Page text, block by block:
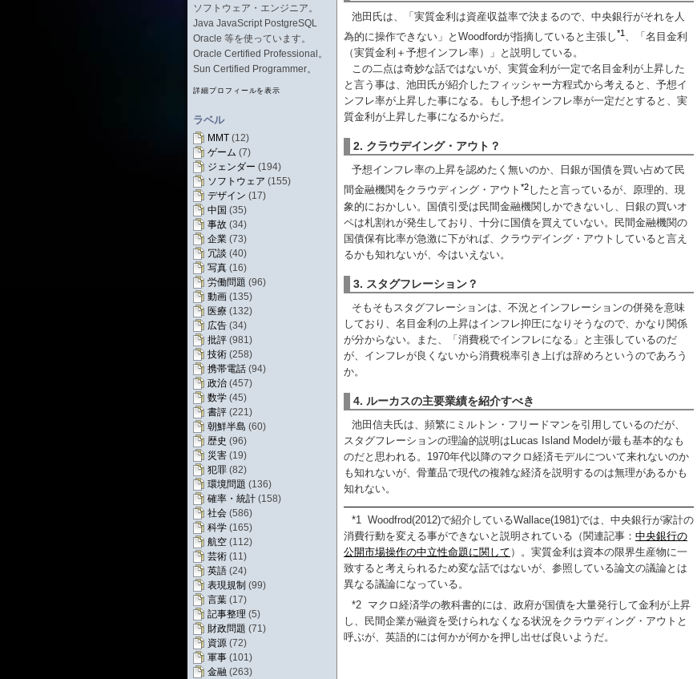
ソフトウェア・エンジニア。
Java JavaScript PostgreSQL
Oracle 等を使っています。
Oracle Certified Professional。
Sun Certified Programmer。
詳細プロフィールを表示
ラベル
MMT (12)
ゲーム (7)
ジェンダー (194)
ソフトウェア (155)
デザイン (17)
中国 (35)
事故 (34)
企業 (73)
冗談 (40)
写真 (16)
労働問題 (96)
動画 (135)
医療 (132)
広告 (34)
批評 (981)
技術 (258)
携帯電話 (94)
政治 (457)
数学 (45)
書評 (221)
朝鮮半島 (60)
歴史 (96)
災害 (19)
犯罪 (82)
環境問題 (136)
確率・統計 (158)
社会 (586)
科学 (165)
航空 (112)
芸術 (11)
英語 (24)
表現規制 (99)
言葉 (17)
記事整理 (5)
財政問題 (71)
資源 (72)
軍事 (101)
金融 (263)
池田氏は、「実質金利は資産収益率で決まるので、中央銀行がそれを人
為的に操作できない」とWoodfordが指摘していると主張し*1 、「名目金利
（実質金利＋予想インフレ率）」と説明している。
この二点は奇妙な話ではないが、実質金利が一定で名目金利が上昇した
と言う事は、池田氏が紹介したフィッシャー方程式から考えると、予想イ
ンフレ率が上昇した事になる。もし予想インフレ率が一定だとすると、実
質金利が上昇した事になるからだ。
2. クラウデイング・アウト？
予想インフレ率の上昇を認めたく無いのか、日銀が国債を買い占めて民
間金融機関をクラウディング・アウト *2したと言っているが、原理的、現
象的におかしい。国債引受は民間金融機関しかできないし、日銀の買いオ
ペは札割れが発生しており、十分に国債を買えていない。民間金融機関の
国債保有比率が急激に下がれば、クラウデイング・アウトしていると言え
るかも知れないが、今はいえない。
3. スタグフレーション？
そもそもスタグフレーションは、不況とインフレーションの併発を意味
しており、名目金利の上昇はインフレ抑圧になりそうなので、かなり関係
が分からない。また、「消費税でインフレになる」と主張しているのだ
が、インフレが良くないから消費税率引き上げは辞めろというのであろう
か。
4. ルーカスの主要業績を紹介すべき
池田信夫氏は、頻繁にミルトン・フリードマンを引用しているのだが、
スタグフレーションの理論的説明はLucas Island Modelが最も基本的なも
のだと思われる。1970年代以降のマクロ経済モデルについて来れないのか
も知れないが、骨董品で現代の複雑な経済を説明するのは無理があるかも
知れない。
*1
Woodfrod(2012)で紹介しているWallace(1981)では、中央銀行が家計の
消費行動を変える事ができないと説明されている（関連記事： 中央銀行の
公開市場操作の中立性命題に関して ）。実質金利は資本の限界生産物に一
致すると考えられるため変な話ではないが、参照している論文の議論とは
異なる議論になっている。
*2
マクロ経済学の教科書的には、政府が国債を大量発行して金利が上昇
し、民間企業が融資を受けられなくなる状況をクラウディング・アウトと
呼ぶが、英語的には何かが何かを押し出せば良いようだ。